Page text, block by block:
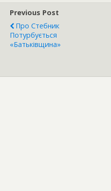
Previous Post
Про Стебник
Потурбується
«Батьківщина»